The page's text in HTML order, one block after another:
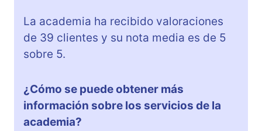
La academia ha recibido valoraciones
de 39 clientes y su nota media es de 5
sobre 5.
¿Cómo se puede obtener más
información sobre los servicios de la
academia?